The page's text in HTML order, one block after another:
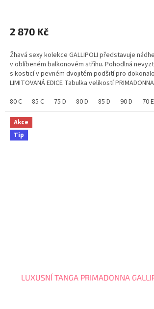
2 870 Kč
Žhavá sexy kolekce GALLIPOLI představuje
v oblíbeném balkonovém střihu. Pohodlná
s kosticí v pevném dvojitém podšití pro
LIMITOVANÁ EDICE Tabulka velikostí PRIMADONNA
80 C
85 C 75 D 80 D 85 D 90 D 70 E
Akce
Tip
LUXUSNÍ TANGA PRIMADONNA